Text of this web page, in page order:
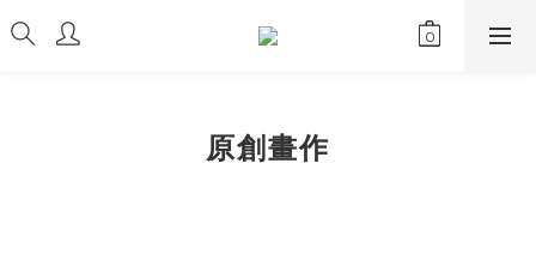
原創畫作